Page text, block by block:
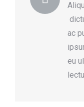
ac
eu